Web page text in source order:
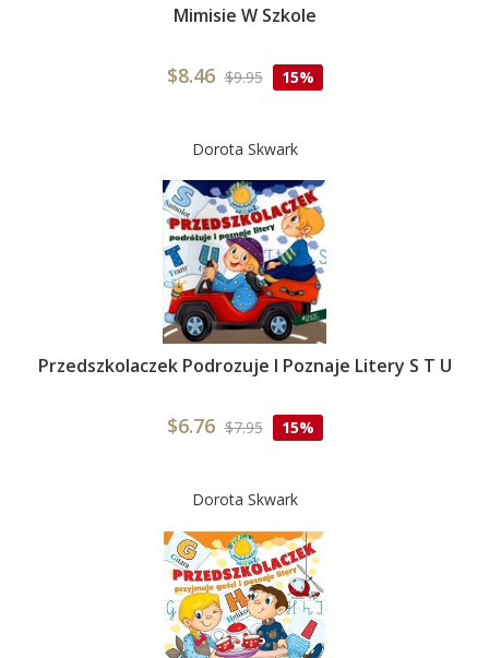
Mimisie W Szkole
$8.46 $9.95 15%
Dorota Skwark
Przedszkolaczek Podrozuje I Poznaje Litery S T U
$6.76 $7.95 15%
Dorota Skwark